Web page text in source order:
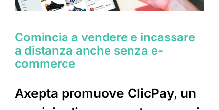
Comincia a vendere e incassare
a distanza anche senza e-
commerce
Axepta promuove ClicPay, un